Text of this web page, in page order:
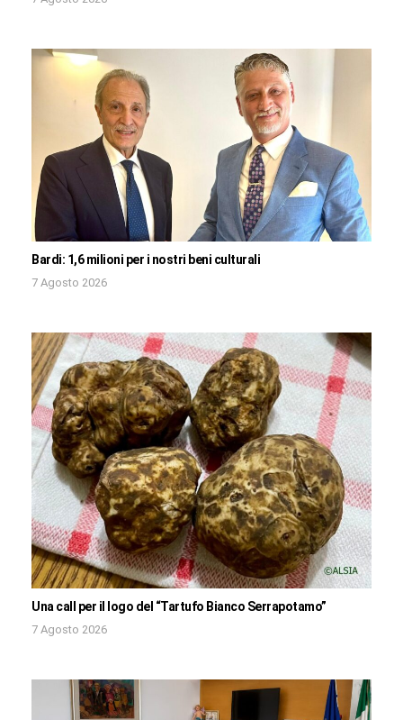
Bardi: 1,6 milioni per i nostri beni culturali
7 Agosto 2026
Una call per il logo del “Tartufo Bianco Serrapotamo”
7 Agosto 2026